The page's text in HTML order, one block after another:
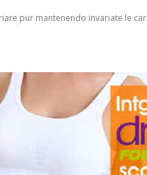
pur mantenendo invariate le